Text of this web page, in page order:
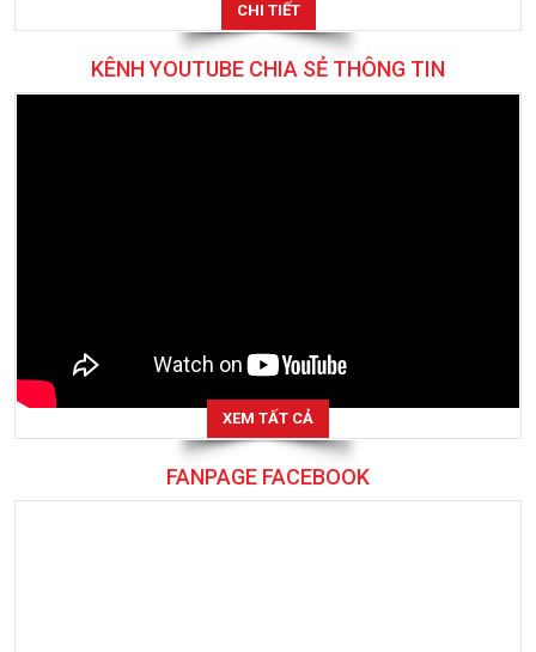
CHI TIẾT
KÊNH YOUTUBE CHIA SẺ THÔNG TIN
XEM TẤT CẢ
FANPAGE FACEBOOK